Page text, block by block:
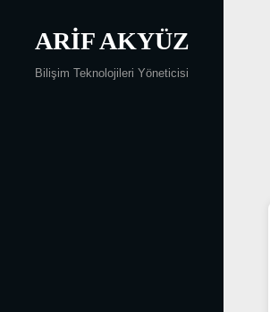
ARIF AKYÜZ
Bilişim Teknolojileri Yöneticisi